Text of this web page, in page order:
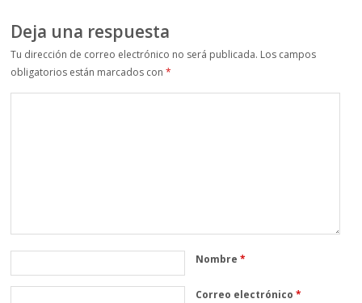
Deja una respuesta
Tu dirección de correo electrónico no será publicada. Los campos
obligatorios están marcados con*
Nombre*
Correo electrónico*